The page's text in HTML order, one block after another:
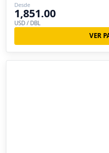
Desde
1,851.00
USD / DBL
VER